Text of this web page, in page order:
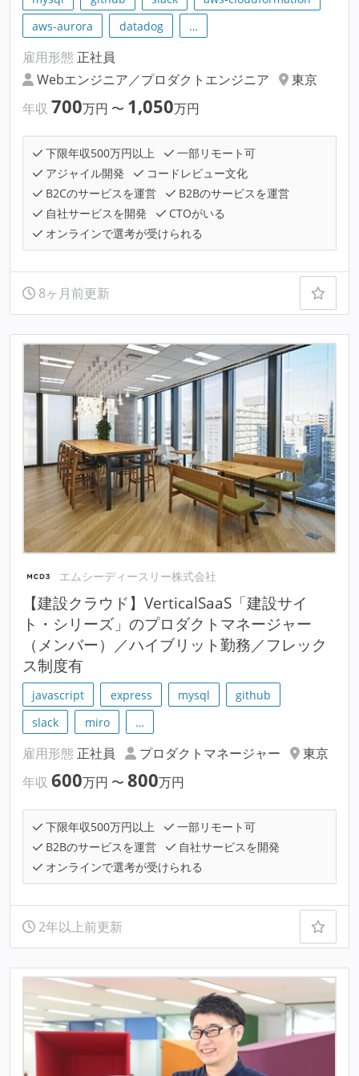
aws-aurora
datadog …
雇用形態 正社員
Webエンジニア／プロダクトエンジニア
東京
年収 700万円 〜 1,050万円
下限年収500万円以上
一部リモート可
アジャイル開発
コードレビュー文化
B2Cのサービスを運営
B2Bのサービスを運営
自社サービスを開発
CTOがいる
オンラインで選考が受けられる
8ヶ月前更新
エムシーディースリー株式会社
【建設クラウド】VerticalSaaS「建設サイ
ト・シリーズ」のプロダクトマネージャー
（メンバー）／ハイブリット勤務／フレック
ス制度有
javascript express mysql
github
slack
miro …
雇用形態 正社員 プロダクトマネージャー
東京
年収 600万円 〜 800万円
下限年収500万円以上
一部リモート可
B2Bのサービスを運営
自社サービスを開発
オンラインで選考が受けられる
2年以上前更新